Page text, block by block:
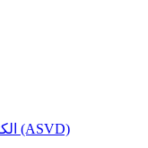
الكتاب المقدس ترجمة فانديك وسميث (ASVD)